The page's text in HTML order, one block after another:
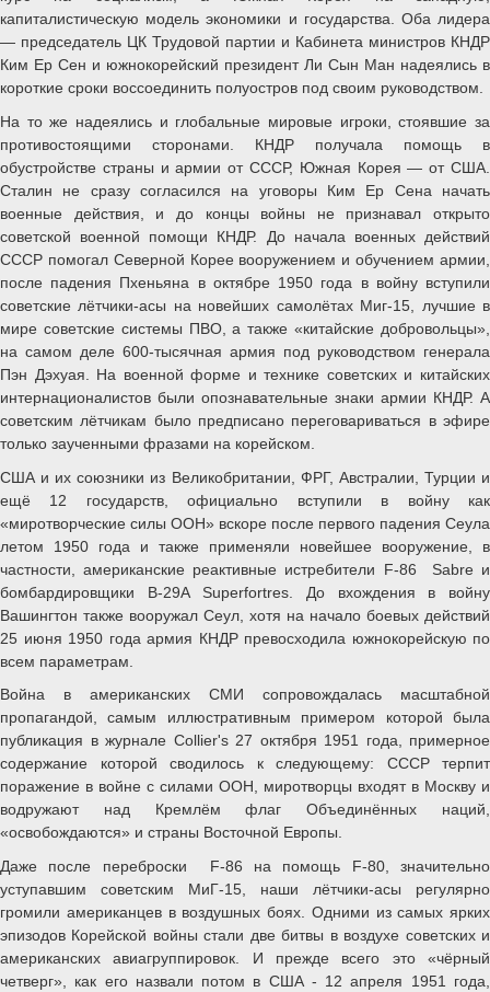
капиталистическую модель экономики и государства. Оба лидера
— председатель ЦК Трудовой партии и Кабинета министров КНДР
Ким Ер Сен и южнокорейский президент Ли Сын Ман надеялись в
короткие сроки воссоединить полуостров под своим руководством.
На то же надеялись и глобальные мировые игроки, стоявшие за
противостоящими сторонами. КНДР получала помощь в
обустройстве страны и армии от СССР, Южная Корея — от США.
Сталин не сразу согласился на уговоры Ким Ер Сена начать
военные действия, и до концы войны не признавал открыто
советской военной помощи КНДР. До начала военных действий
СССР помогал Северной Корее вооружением и обучением армии,
после падения Пхеньяна в октябре 1950 года в войну вступили
советские лётчики-асы на новейших самолётах Миг-15, лучшие в
мире советские системы ПВО, а также «китайские добровольцы»,
на самом деле 600-тысячная армия под руководством генерала
Пэн Дэхуая. На военной форме и технике советских и китайских
интернационалистов были опознавательные знаки армии КНДР. А
советским лётчикам было предписано переговариваться в эфире
только заученными фразами на корейском.
США и их союзники из Великобритании, ФРГ, Австралии, Турции и
ещё 12 государств, официально вступили в войну как
«миротворческие силы ООН» вскоре после первого падения Сеула
летом 1950 года и также применяли новейшее вооружение, в
частности, американские реактивные истребители F-86 Sabre и
бомбардировщики В-29А Superfortres. До вхождения в войну
Вашингтон также вооружал Сеул, хотя на начало боевых действий
25 июня 1950 года армия КНДР превосходила южнокорейскую по
всем параметрам.
Война в американских СМИ сопровождалась масштабной
пропагандой, самым иллюстративным примером которой была
публикация в журнале Collier's 27 октября 1951 года, примерное
содержание которой сводилось к следующему: СССР терпит
поражение в войне с силами ООН, миротворцы входят в Москву и
водружают над Кремлём флаг Объединённых наций,
«освобождаются» и страны Восточной Европы.
Даже после переброски F-86 на помощь F-80, значительно
уступавшим советским МиГ-15, наши лётчики-асы регулярно
громили американцев в воздушных боях. Одними из самых ярких
эпизодов Корейской войны стали две битвы в воздухе советских и
американских авиагруппировок. И прежде всего это «чёрный
четверг», как его назвали потом в США - 12 апреля 1951 года,